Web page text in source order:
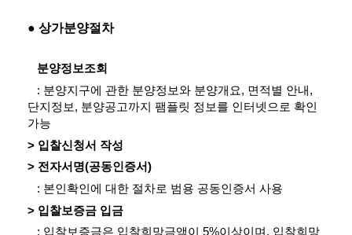
● 상가분양절차
분양정보조회
: 분양지구에 관한 분양정보와 분양개요, 면적별 안내,
단지정보, 분양공고까지 팸플릿 정보를 인터넷으로 확인
가능
> 입찰신청서 작성
> 전자서명(공동인증서)
: 본인확인에 대한 절차로 범용 공동인증서 사용
> 입찰보증금 입금
: 입찰보증금은 입찰희망금액이 5%이상이며, 입찰희망